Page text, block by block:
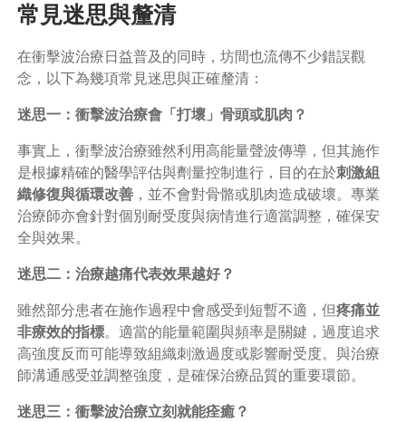
常見迷思與釐清
在衝擊波治療日益普及的同時，坊間也流傳不少錯誤觀
念，以下為幾項常見迷思與正確釐清：
迷思一：衝擊波治療會「打壞」骨頭或肌肉？
事實上，衝擊波治療雖然利用高能量聲波傳導，但其施作
是根據精確的醫學評估與劑量控制進行，目的在於刺激組
織修復與循環改善，並不會對骨骼或肌肉造成破壞。專業
治療師亦會針對個別耐受度與病情進行適當調整，確保安
全與效果。
迷思二：治療越痛代表效果越好？
雖然部分患者在施作過程中會感受到短暫不適，但疼痛並
非療效的指標。適當的能量範圍與頻率是關鍵，過度追求
高強度反而可能導致組織刺激過度或影響耐受度。與治療
師溝通感受並調整強度，是確保治療品質的重要環節。
迷思三：衝擊波治療立刻就能痊癒？